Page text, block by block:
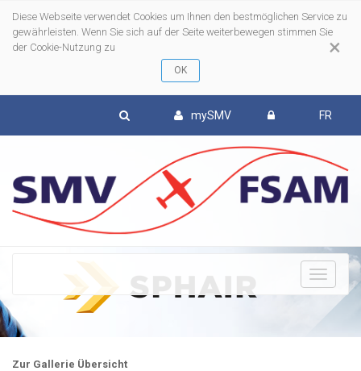
×
Diese Webseite verwendet Cookies um Ihnen den bestmöglichen Service zu
gewährleisten. Wenn Sie sich auf der Seite weiterbewegen stimmen Sie
der Cookie-Nutzung zu
mySMV FR
Zur Gallerie Übersicht